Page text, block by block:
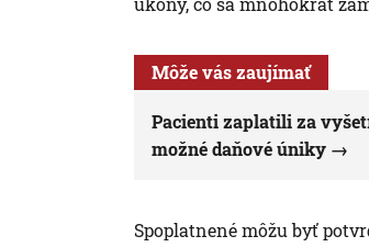
Môže vás zaujímať
Pacienti zaplatili za
možné daňové úniky
Spoplatnené môžu byť